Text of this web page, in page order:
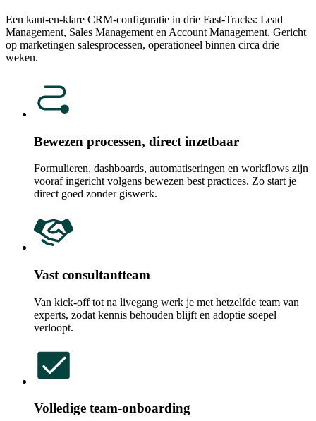
Een kant-en-klare CRM-configuratie in drie Fast-Tracks: Lead
Management, Sales Management en Account Management. Gericht
op marketingen salesprocessen, operationeel binnen circa drie
weken.
Bewezen processen, direct inzetbaar
Formulieren, dashboards, automatiseringen en workflows zijn
vooraf ingericht volgens bewezen best practices. Zo start je
direct goed zonder giswerk.
Vast consultantteam
Van kick-off tot na livegang werk je met hetzelfde team van
experts, zodat kennis behouden blijft en adoptie soepel
verloopt.
Volledige team-onboarding